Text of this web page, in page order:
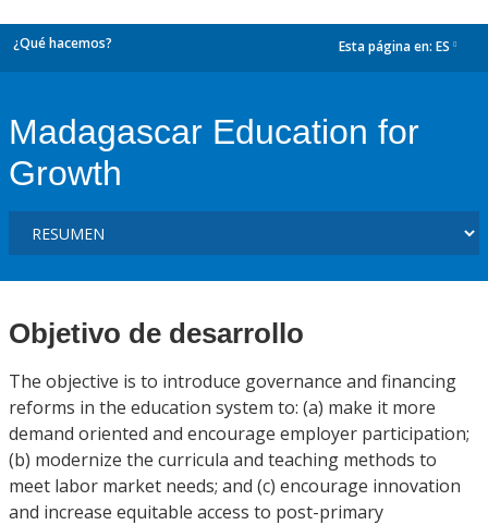
¿Qué hacemos? Esta página en: ES
Madagascar Education for
Growth
Objetivo de desarrollo
The objective is to introduce governance and financing
reforms in the education system to: (a) make it more
demand oriented and encourage employer participation;
(b) modernize the curricula and teaching methods to
meet labor market needs; and (c) encourage innovation
and increase equitable access to post-primary